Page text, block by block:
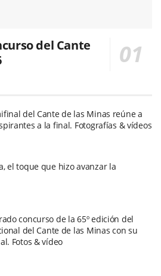
del Cante
del Cante de las Minas reúne a
a la final. Fotografías & vídeos
el toque que hizo avanzar la
concurso de la 65º edición del
del Cante de las Minas con su
Fotos & vídeo